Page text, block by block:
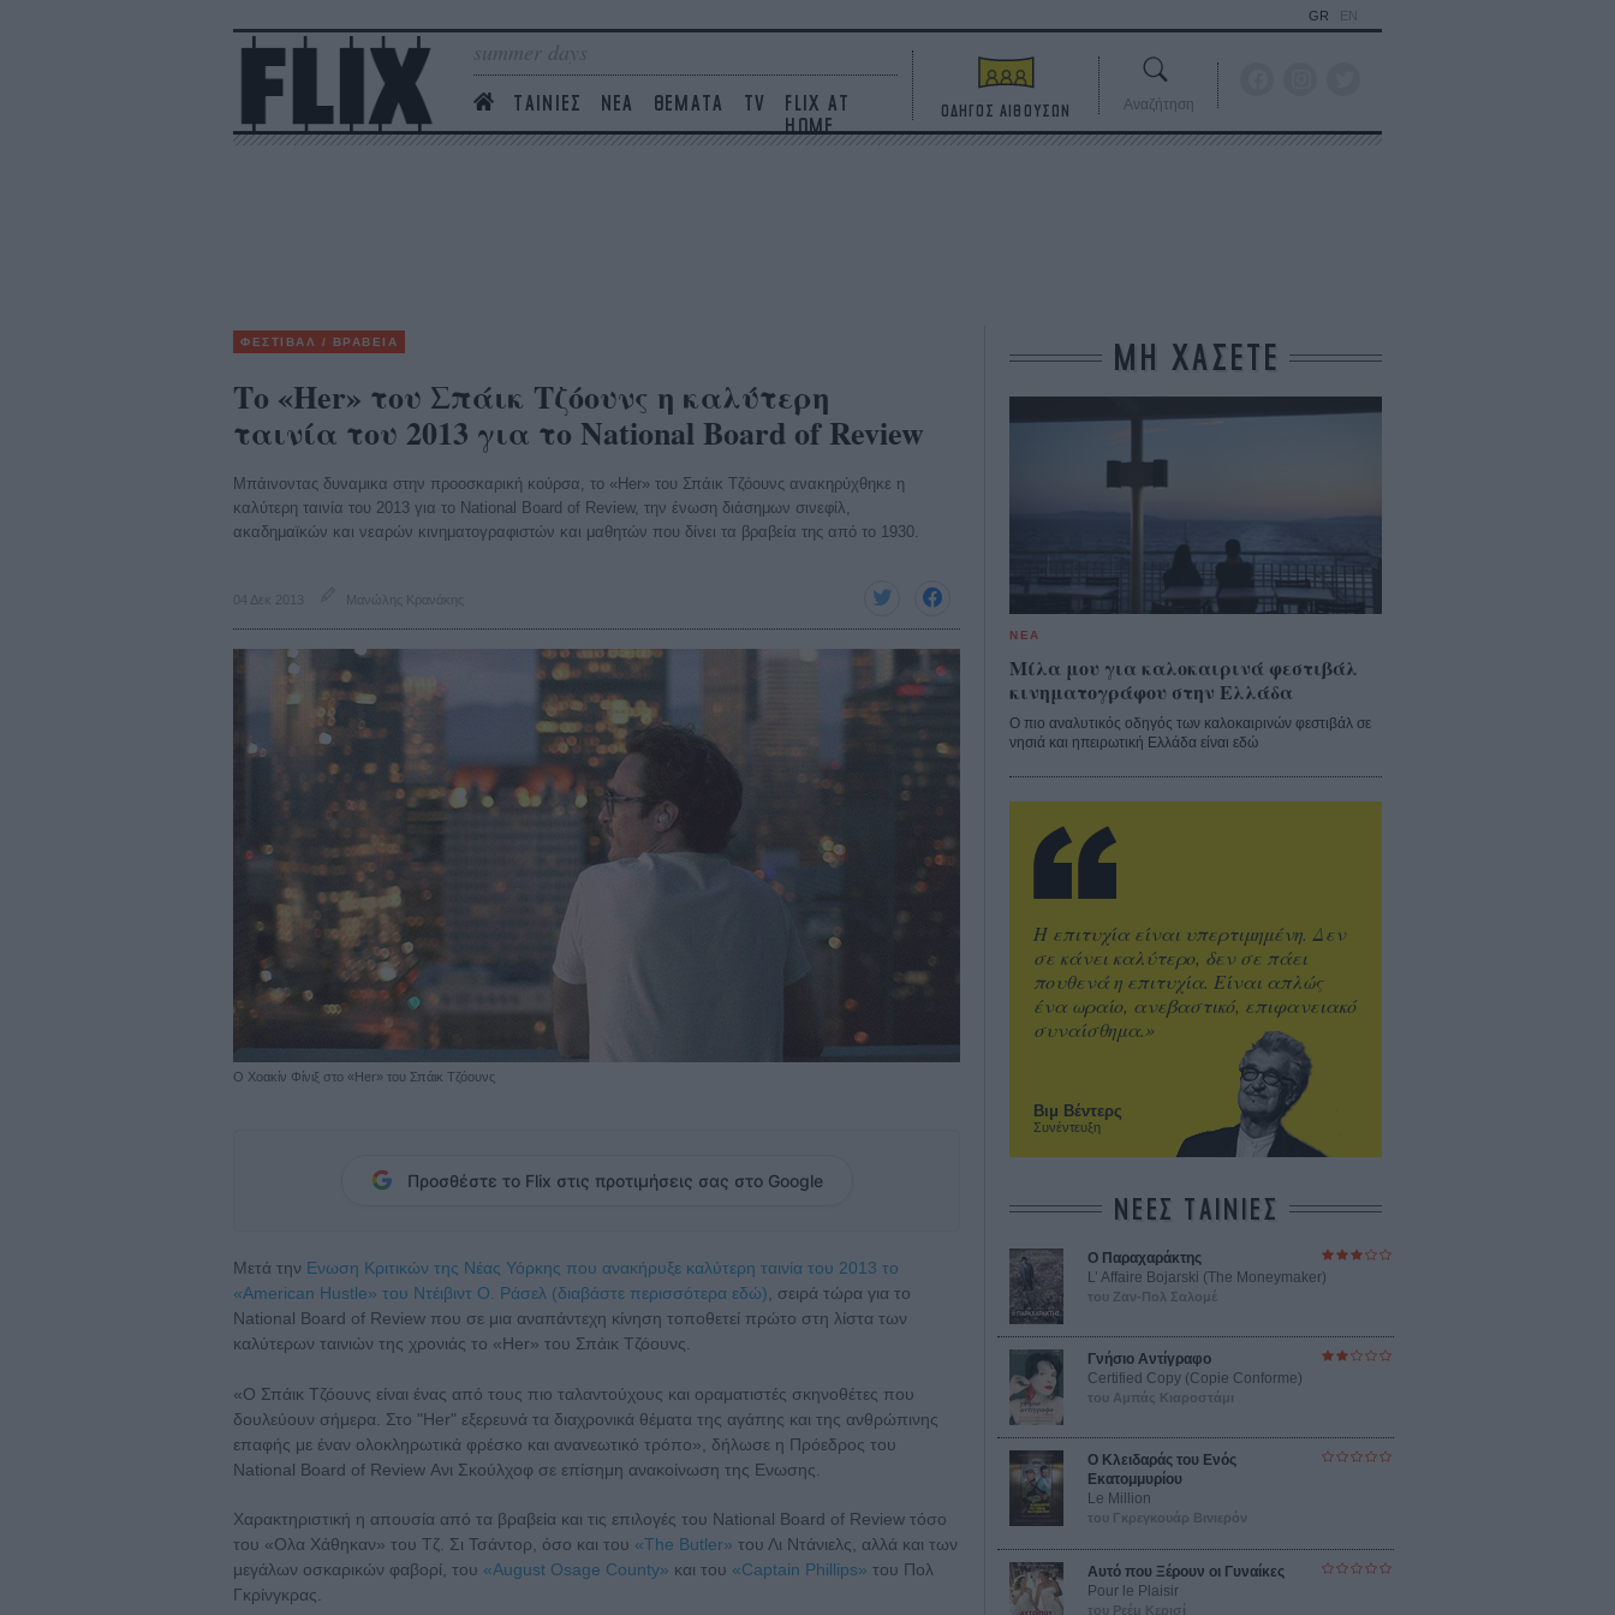
summer days
ΤΑΙΝΙΕΣ ΝΕΑ ΘΕΜΑΤΑ TV
FLIX AT
HOME
GR EN
ΟΔΗΓΟΣ ΑΙΘΟΥΣΩΝ Αναζήτηση
ΦΕΣΤΙΒΑΛ / ΒΡΑΒΕΙΑ
Το «Her» του Σπάικ Τζόουνς η καλύτερη
ταινία του 2013 για το National Board of Review
Μπάινοντας δυναμικα στην προοσκαρική κούρσα, το «Her» του Σπάικ Τζόουνς ανακηρύχθηκε η
καλύτερη ταινία του 2013 για το National Board of Review, την ένωση διάσημων σινεφίλ,
ακαδημαϊκών και νεαρών κινηματογραφιστών και μαθητών που δίνει τα βραβεία της από το 1930.
04 Δεκ 2013 Μανώλης Κρανάκης
O Χοακίν Φίνιξ στο «Her» του Σπάικ Τζόουνς
Προσθέστε το Flix στις προτιμήσεις σας στο Google
Μετά την Ενωση Κριτικών της Νέας Υόρκης που ανακήρυξε καλύτερη ταινία του 2013 το
«American Hustle» του Ντέιβιντ Ο. Ράσελ (διαβάστε περισσότερα εδώ) , σειρά τώρα για το
National Board of Review που σε μια αναπάντεχη κίνηση τοποθετεί πρώτο στη λίστα των
καλύτερων ταινιών της χρονιάς το «Her» του Σπάικ Τζόουνς.
«Ο Σπάικ Τζόουνς είναι ένας από τους πιο ταλαντούχους και οραματιστές σκηνοθέτες που
δουλεύουν σήμερα. Στο "Her" εξερευνά τα διαχρονικά θέματα της αγάπης και της ανθρώπινης
επαφής με έναν ολοκληρωτικά φρέσκο και ανανεωτικό τρόπο», δήλωσε η Πρόεδρος του
National Board of Review Ανι Σκούλχοφ σε επίσημη ανακοίνωση της Ενωσης.
Χαρακτηριστική η απουσία από τα βραβεία και τις επιλογές του National Board of Review τόσο
του «Ολα Χάθηκαν» του Τζ. Σι Τσάντορ, όσο και του «The Butler» του Λι Ντάνιελς, αλλά και των
μεγάλων οσκαρικών φαβορί, του «August Osage County» και του «Captain Phillips» του Πολ
Γκρίνγκρας.
ΜΗ ΧΑΣΕΤΕ
ΝΕΑ
Μίλα μου για καλοκαιρινά φεστιβάλ
κινηματογράφου στην Ελλάδα
Ο πιο αναλυτικός οδηγός των καλοκαιρινών φεστιβάλ σε
νησιά και ηπειρωτική Ελλάδα είναι εδώ
Βιμ Βέντερς
Συνέντευξη
Η επιτυχία είναι υπερτιμημένη. Δεν
σε κάνει καλύτερο, δεν σε πάει
πουθενά η επιτυχία. Είναι απλώς
ένα ωραίο, ανεβαστικό, επιφανειακό
συναίσθημα.»
ΝΕΕΣ ΤΑΙΝΙΕΣ
Ο Παραχαράκτης
L’ Affaire Bojarski (The Moneymaker)
του Ζαν-Πολ Σαλομέ
Γνήσιο Αντίγραφο
Certified Copy (Copie Conforme)
του Αμπάς Κιαροστάμι
Ο Κλειδαράς του Ενός
Εκατομμυρίου
Le Million
του Γκρεγκουάρ Βινιερόν
Αυτό που Ξέρουν οι Γυναίκες
Pour le Plaisir
του Ρεέμ Κερισί